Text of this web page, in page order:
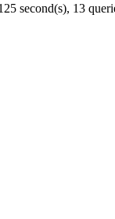
second(s), 13